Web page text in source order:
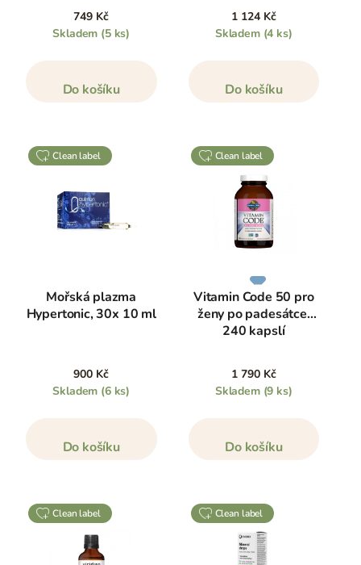
749 Kč
Skladem (5 ks)
Do košíku
1 124 Kč
Skladem (4 ks)
Do košíku
clean label
Mořská plazma
Hypertonic, 30x 10 ml
900 Kč
Skladem (6 ks)
Do košíku
clean label
Vitamin Code 50 pro
ženy po padesátce,
240 kapslí
1 790 Kč
Skladem (9 ks)
Do košíku
clean label clean label